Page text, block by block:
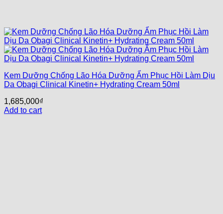
Kem Dưỡng Chống Lão Hóa Dưỡng Ẩm Phục Hồi Làm Dịu
Da Obagi Clinical Kinetin+ Hydrating Cream 50ml
1,685,000₫
Add to cart